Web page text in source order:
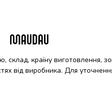
склад, країну виготовлення,
від виробника. Для